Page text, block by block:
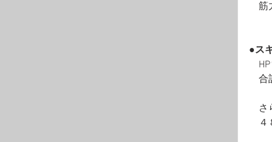
筋
●ス
HP
合
さ
４